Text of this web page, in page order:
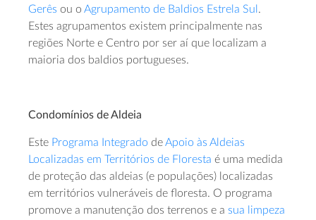
Gerês ou o Agrupamento de Baldios Estrela Sul.
Estes agrupamentos existem principalmente nas
regiões Norte e Centro por ser aí que localizam a
maioria dos baldios portugueses.
Condomínios de Aldeia
Este Programa Integrado deApoio às Aldeias
Localizadas em Territórios de Floresta é uma medida
de proteção das aldeias (e populações) localizadas
em territórios vulneráveis de floresta. O programa
promove a manutenção dos terrenos e a sua limpeza